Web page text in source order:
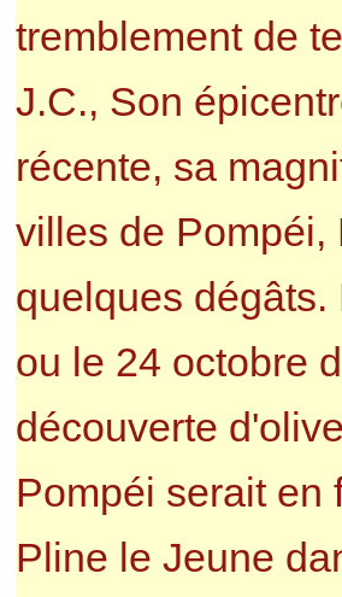
tremblement de
J.C., Son
récente, sa
villes de Pompéi,
quelques
ou le 24 octobre
découverte
Pompéi serait en
Pline le Jeune